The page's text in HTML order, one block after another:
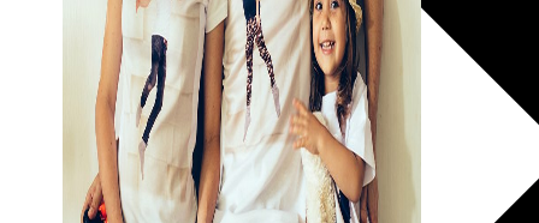
30х40
20х45
30х60
30х90
40х40
40х60
50х70
Пенокартон
Модульные
картины